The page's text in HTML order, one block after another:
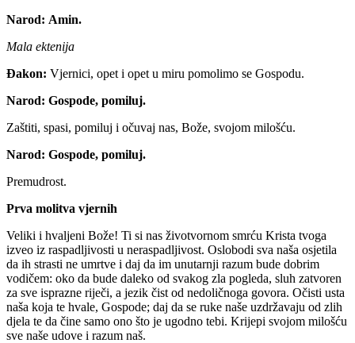
Narod: Amin.
Mala ektenija
Đakon: Vjernici, opet i opet u miru pomolimo se Gospodu.
Narod: Gospode, pomiluj.
Zaštiti, spasi, pomiluj i očuvaj nas, Bože, svojom milošću.
Narod: Gospode, pomiluj.
Premudrost.
Prva molitva vjernih
Veliki i hvaljeni Bože! Ti si nas životvornom smrću Krista tvoga
izveo iz raspadljivosti u neraspadljivost. Oslobodi sva naša osjetila
da ih strasti ne umrtve i daj da im unutarnji razum bude dobrim
vodičem: oko da bude daleko od svakog zla pogleda, sluh zatvoren
za sve isprazne riječi, a jezik čist od nedoličnoga govora. Očisti usta
naša koja te hvale, Gospode; daj da se ruke naše uzdržavaju od zlih
djela te da čine samo ono što je ugodno tebi. Krijepi svojom milošću
sve naše udove i razum naš.